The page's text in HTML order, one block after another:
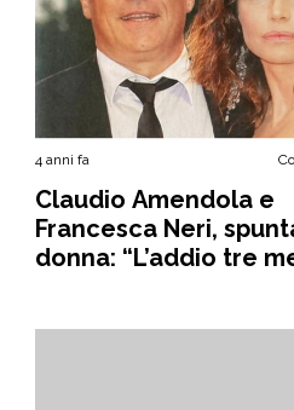
4 anni fa
Claudio Amendola e
Francesca Neri,
donna: “L’addio tre